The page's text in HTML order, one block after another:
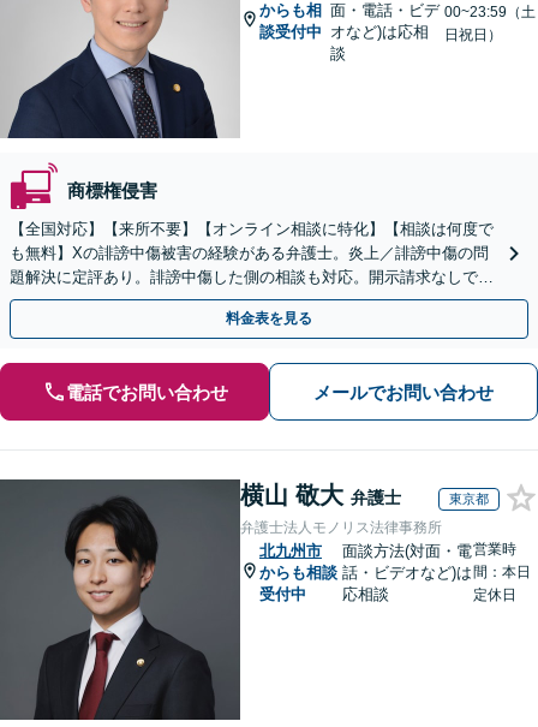
からも相
談受付中
面・電話・ビデ
オなど)は応相
談
00~23:59（土
日祝日）
商標権侵害
【全国対応】【来所不要】【オンライン相談に特化】【相談は何度で
も無料】Xの誹謗中傷被害の経験がある弁護士。炎上／誹謗中傷の問
題解決に定評あり。誹謗中傷した側の相談も対応。開示請求なしで本
人の特定ができる場合もあり。
料金表を見る
電話でお問い合わせ メールでお問い合わせ
横山 敬大 弁護士 東京都
弁護士法人モノリス法律事務所
北九州市
からも相談
受付中
面談方法(対面・電
話・ビデオなど)は
応相談
営業時
間：本日
定休日